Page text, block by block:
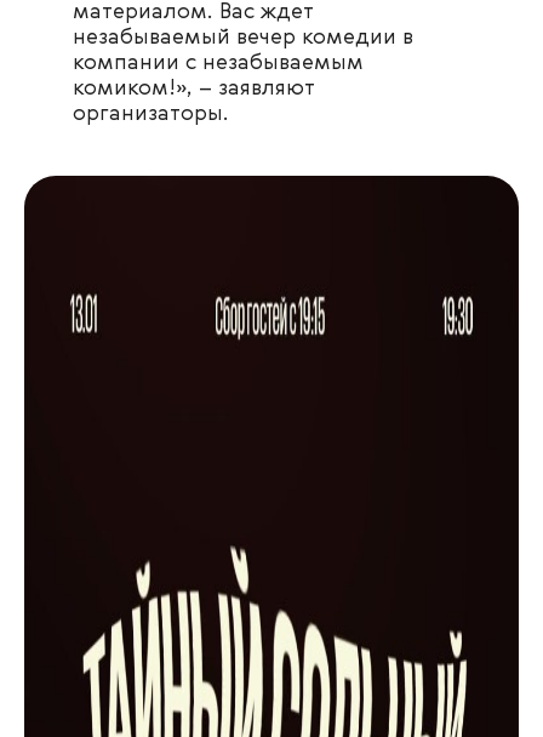
материалом. Вас ждет
незабываемый вечер комедии в
компании с незабываемым
комиком!», – заявляют
организаторы.